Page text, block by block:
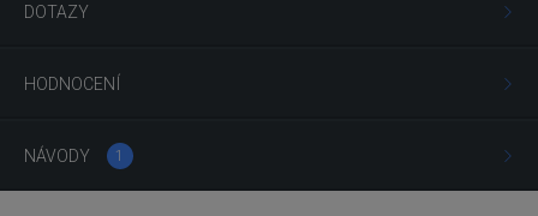
DOTAZY
HODNOCENÍ
NÁVODY 1